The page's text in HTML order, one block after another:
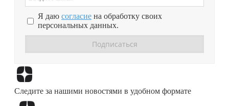
Я даю согласие на обработку своих
персональных данных.
Следите за нашими новостями в удобном формате